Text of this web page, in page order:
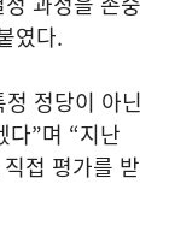
였다.
정 정당이 아닌
다”며 “지난
접 평가를 받